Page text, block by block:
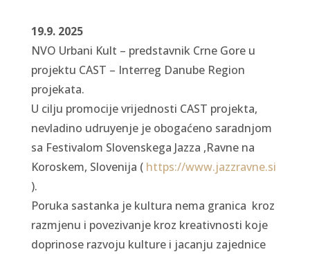
19.9. 2025
NVO Urbani Kult – predstavnik Crne Gore u
projektu CAST – Interreg Danube Region
projekata.
U cilju promocije vrijednosti CAST projekta,
nevladino udruyenje je obogaćeno saradnjom
sa Festivalom Slovenskega Jazza ,Ravne na
Koroskem, Slovenija ( https://www.jazzravne.si
).
Poruka sastanka je kultura nema granica kroz
razmjenu i povezivanje kroz kreativnosti koje
doprinose razvoju kulture i jacanju zajednice